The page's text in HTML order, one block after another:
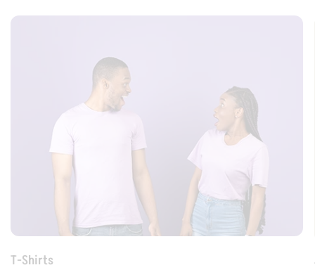
T-Shirts